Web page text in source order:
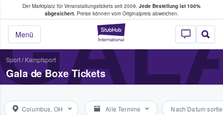
Der Marktplatz für Veranstaltungstickets seit 2009. Jede Bestellung ist 100%
abgesichert.Preise können vom Originalpreis abweichen.
StubHub - Wo
Menü
Tickets kaufen & verkaufen
Sport/ Kampfsport
Gala de Boxe Tickets
Columbus, OH Alle Termine Nach Datum